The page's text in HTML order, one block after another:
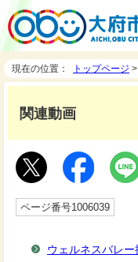
現在の位置： トップページ >
関連動画
ページ番号1006039
ウェルネスバレ